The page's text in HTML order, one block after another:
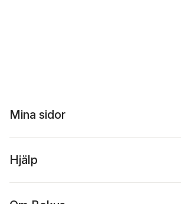
Mina sidor
Hjälp